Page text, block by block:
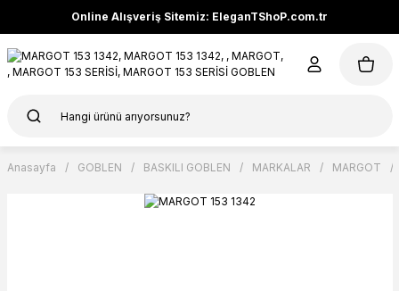
Online Alışveriş Sitemiz: EleganTShoP.com.tr
Anasayfa GOBLEN BASKILI GOBLEN MARKALAR MARGOT